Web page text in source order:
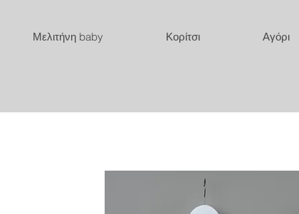
Μελιτήνη baby Κορίτσι Αγόρι